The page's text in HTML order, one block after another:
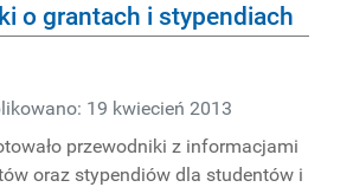
o grantach i stypendiach
19 kwiecień 2013
przewodniki z informacjami
oraz stypendiów dla studentów i